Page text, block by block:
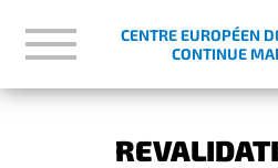
CENTRE EUROPÉEN
CONTINUE